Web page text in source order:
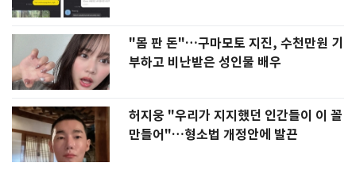
"몸 판 돈"…구마모토 지진, 수천만원 기
부하고 비난받은 성인물 배우
허지웅 "우리가 지지했던 인간들이 이 꼴
만들어"…형소법 개정안에 발끈